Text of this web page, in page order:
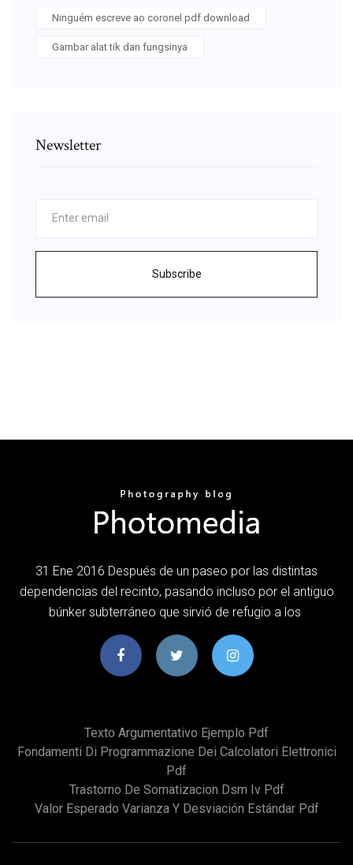
Ninguém escreve ao coronel pdf download
Gambar alat tik dan fungsinya
Newsletter
Subscribe
31 Ene 2016 Después de un paseo por las distintas
dependencias del recinto, pasando incluso por el antiguo
búnker subterráneo que sirvió de refugio a los
Texto Argumentativo Ejemplo Pdf
Fondamenti Di Programmazione Dei Calcolatori Elettronici
Pdf
Trastorno De Somatizacion Dsm Iv Pdf
Valor Esperado Varianza Y Desviación Estándar Pdf